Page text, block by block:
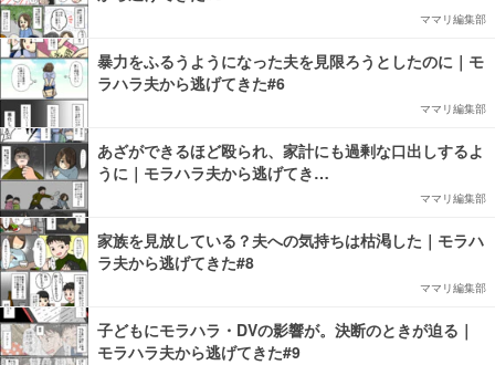
ママリ編集部
暴力をふるうようになった夫を見限ろうとしたのに｜モ
ラハラ夫から逃げてきた#6
ママリ編集部
あざができるほど殴られ、家計にも過剰な口出しするよ
うに｜モラハラ夫から逃げてき…
ママリ編集部
家族を見放している？夫への気持ちは枯渇した｜モラハ
ラ夫から逃げてきた#8
ママリ編集部
子どもにモラハラ・DVの影響が。決断のときが迫る｜
モラハラ夫から逃げてきた#9